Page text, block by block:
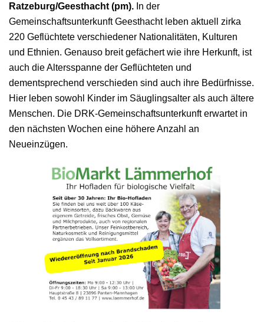
Ratzeburg/Geesthacht (pm). In der
Gemeinschaftsunterkunft Geesthacht leben aktuell zirka
220 Geflüchtete verschiedener Nationalitäten, Kulturen
und Ethnien. Genauso breit gefächert wie ihre Herkunft, ist
auch die Altersspanne der Geflüchteten und
dementsprechend verschieden sind auch ihre Bedürfnisse.
Hier leben sowohl Kinder im Säuglingsalter als auch ältere
Menschen. Die DRK-Gemeinschaftsunterkunft erwartet in
den nächsten Wochen eine höhere Anzahl an
Neueinzügen.